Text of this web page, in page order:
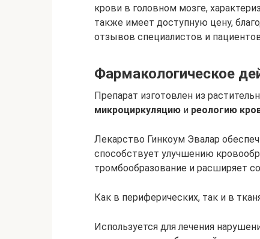
крови в головном мозге,
также имеет доступную цену,
отзывов специалистов и
Фармакологическое
Препарат изготовлен из
микроциркуляцию и реологию
Лекарство Гинкоум Эвалар
способствует улучшению
тромбообразование и расширяет
Как в периферических, так и в
Используется для лечения